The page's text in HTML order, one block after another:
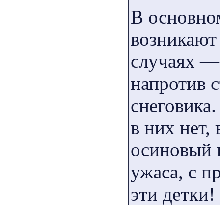
В
случаях
напротив
в них нет,
осиновый
ужаса, с
эти детки!